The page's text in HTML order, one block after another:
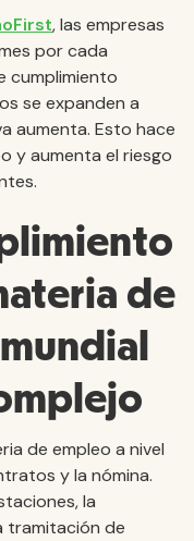
, las empresas
por cada
cumplimiento
se expanden a
aumenta. Esto hace
y aumenta el riesgo
de
de empleo a nivel
y la nómina.
la
tramitación de